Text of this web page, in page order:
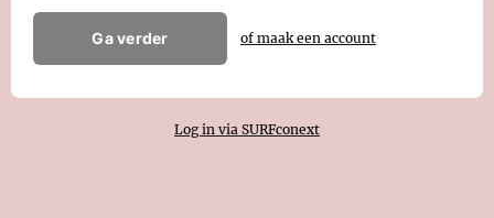
Ga verder of maak een account
Log in via SURFconext